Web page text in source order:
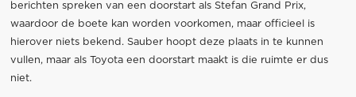
berichten spreken van een doorstart als Stefan Grand Prix,
waardoor de boete kan worden voorkomen, maar officieel is
hierover niets bekend. Sauber hoopt deze plaats in te kunnen
vullen, maar als Toyota een doorstart maakt is die ruimte er dus
niet.